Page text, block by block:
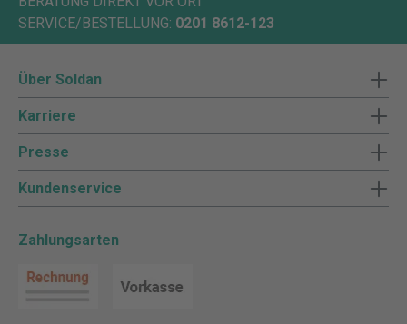
SERVICE/BESTELLUNG: 0201 8612-123
Über Soldan
Karriere
Presse
Kundenservice
Zahlungsarten